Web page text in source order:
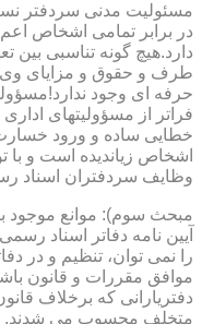
مسئولیت مدنی سردفتر
در برابر تمامی اشخاص
دارد.هیچ گونه تناسبی
طرف و حقوق و مزایای وی
حرفه ای وجود
فراتر از مسؤولیتهای
خطایی ساده و ورود
اشخاص زیاندیده است و با
وظایف سردفتران اسناد
را نمی توان، تنظیم و در
موافق مقررات و قانون
دفتریارانی که برخلاف
متخلف محسوب می شدند.